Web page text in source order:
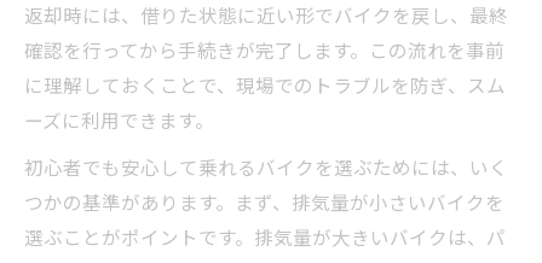
返却時には、借りた状態に近い形でバイクを戻し、最終
確認を行ってから手続きが完了します。この流れを事前
に理解しておくことで、現場でのトラブルを防ぎ、スム
ーズに利用できます。
初心者でも安心して乗れるバイクを選ぶためには、いく
つかの基準があります。まず、排気量が小さいバイクを
選ぶことがポイントです。排気量が大きいバイクは、パ